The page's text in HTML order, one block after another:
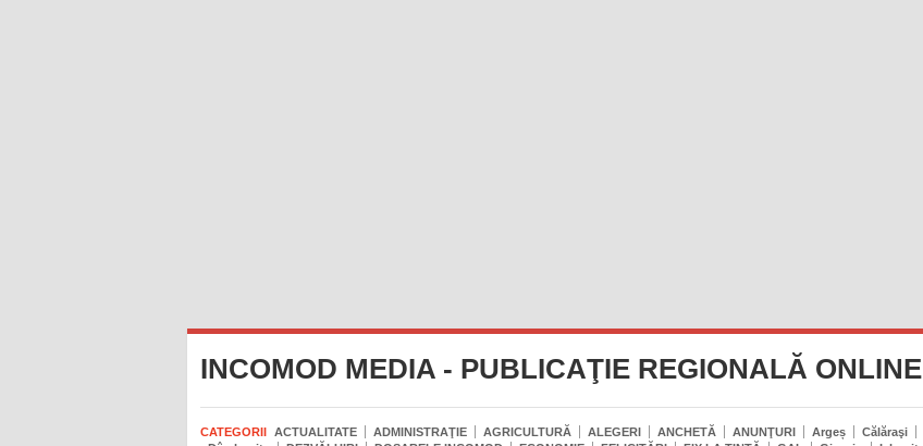
INCOMOD MEDIA - PUBLICAŢIE REGIONALĂ ONLINE
CATEGORII ACTUALITATE ADMINISTRAŢIE AGRICULTURĂ ALEGERI ANCHETĂ ANUNŢURI Argeș
Călăraşi